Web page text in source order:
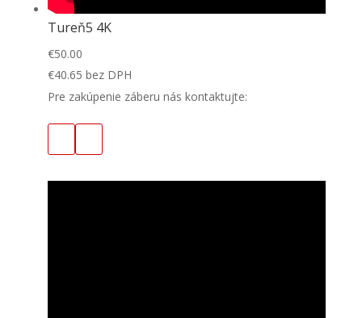
Tureň5 4K
€50.00
€40.65 bez DPH
Pre zakúpenie záberu nás kontaktujte: